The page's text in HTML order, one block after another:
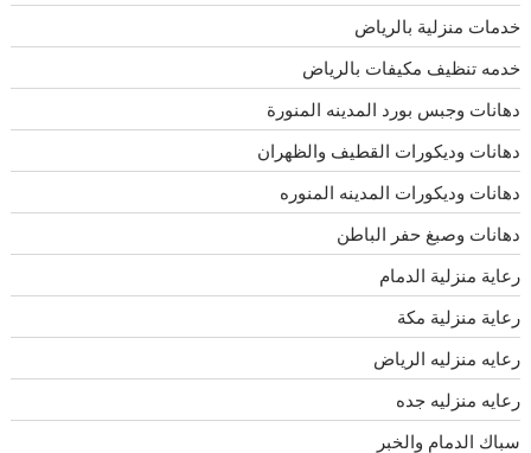
خدمات منزلية بالرياض
خدمه تنظيف مكيفات بالرياض
دهانات وجبس بورد المدينه المنورة
دهانات وديكورات القطيف والظهران
دهانات وديكورات المدينه المنوره
دهانات وصبغ حفر الباطن
رعاية منزلية الدمام
رعاية منزلية مكة
رعايه منزليه الرياض
رعايه منزليه جده
سباك الدمام والخبر